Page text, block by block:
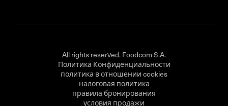
All rights reserved. Foodcom S.A.
Политика Конфиденциальности
политика в отношении cookies
налоговая политика
правила бронирования
условия продажи